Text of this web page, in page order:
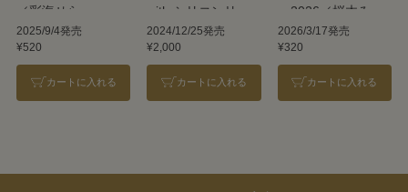
／彩海せら
2025/9/4発売
¥520
カートに入れる
with シリコンリン
グ／桜木みなと
2024/12/25発売
¥2,000
カートに入れる
ー2026／桜木みな
と
2026/3/17発売
¥320
カートに入れる